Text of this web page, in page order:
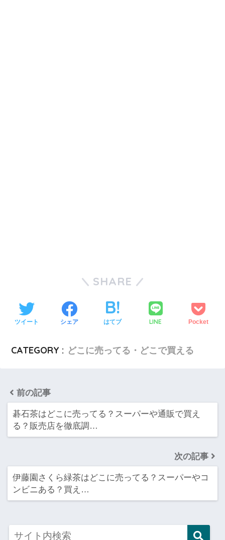
SHARE
ツイート シェア はてブ LINE Pocket
CATEGORY : どこに売ってる・どこで買える
前の記事
碁石茶はどこに売ってる？スーパーや通販で買え
る？販売店を徹底調…
次の記事
伊藤園さくら緑茶はどこに売ってる？スーパーやコ
ンビニある？買え…